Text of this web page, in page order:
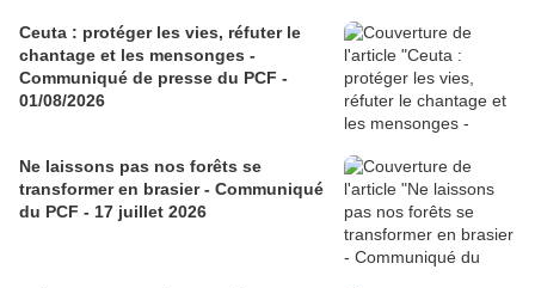
Ceuta : protéger les vies, réfuter le
chantage et les mensonges -
Communiqué de presse du PCF -
01/08/2026
Ne laissons pas nos forêts se
transformer en brasier - Communiqué
du PCF - 17 juillet 2026